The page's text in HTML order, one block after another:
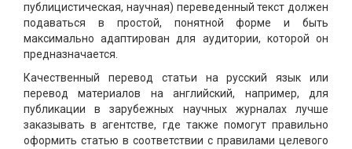
публицистическая, научная) переведенный текст должен
подаваться в простой, понятной форме и быть
максимально адаптирован для аудитории, которой он
предназначается.
Качественный перевод статьи на русский язык или
перевод материалов на английский, например, для
публикации в зарубежных научных журналах лучше
заказывать в агентстве, где также помогут правильно
оформить статью в соответствии с правилами целевого